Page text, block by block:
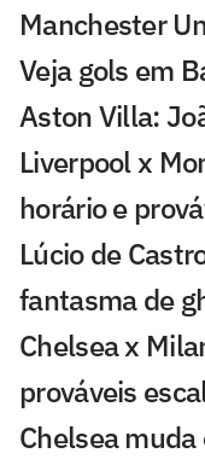
Manchester
Veja gols em
Aston Villa:
Liverpool x
horário e
Lúcio de
fantasma de
Chelsea x
prováveis
Chelsea